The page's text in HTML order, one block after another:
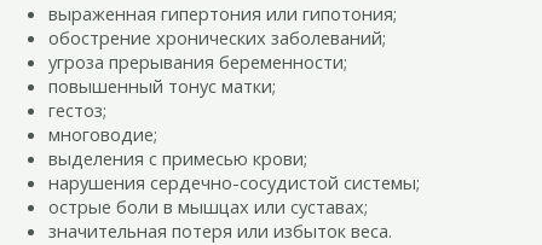
выраженная гипертония или гипотония;
обострение хронических заболеваний;
угроза прерывания беременности;
повышенный тонус матки;
гестоз;
многоводие;
выделения с примесью крови;
нарушения сердечно-сосудистой системы;
острые боли в мышцах или суставах;
значительная потеря или избыток веса.